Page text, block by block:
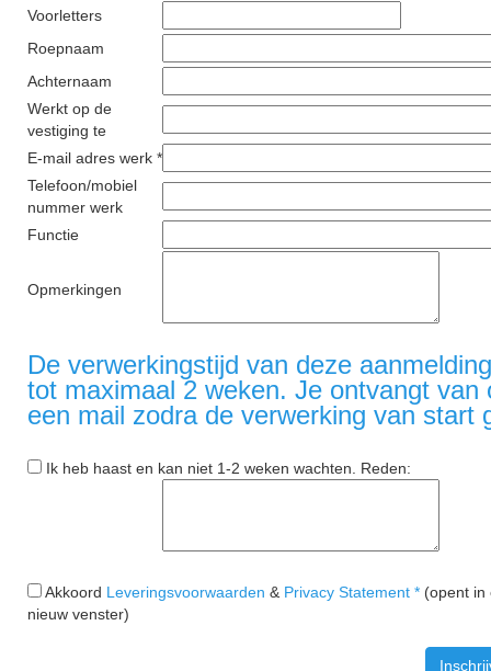
Voorletters
Roepnaam
Achternaam
Werkt op de
vestiging te
E-mail adres werk *
Telefoon/mobiel
nummer werk
Functie
Opmerkingen
De verwerkingstijd van deze
tot maximaal 2 weken. Je ontvangt van
een mail zodra de verwerking van start
Ik heb haast en kan niet 1-2 weken wachten. Reden:
Akkoord Leveringsvoorwaarden & Privacy Statement * (opent in
nieuw venster)